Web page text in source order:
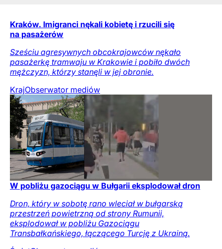
Kraków. Imigranci nękali kobietę i rzucili się
na pasażerów
Sześciu agresywnych obcokrajowców nękało
pasażerkę tramwaju w Krakowie i pobiło dwóch
mężczyzn, którzy stanęli w jej obronie.
KrajObserwator mediów
W pobliżu gazociągu w Bułgarii eksplodował dron
Dron, który w sobotę rano wleciał w bułgarską
przestrzeń powietrzną od strony Rumunii,
eksplodował w pobliżu Gazociągu
Transbałkańskiego, łączącego Turcję z Ukrainą.